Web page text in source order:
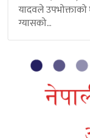
यादवले
ग्यासको...